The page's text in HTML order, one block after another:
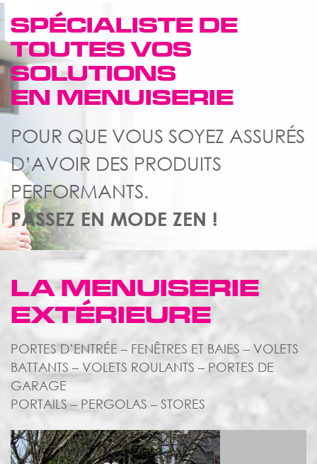
Menuiserie
Extérieure
SPÉCIALISTE DE
TOUTES VOS
SOLUTIONS
EN MENUISERIE
POUR QUE VOUS SOYEZ ASSURÉS
D’AVOIR DES PRODUITS
PERFORMANTS.
PASSEZ EN MODE ZEN !
LA MENUISERIE
EXTÉRIEURE
PORTES D’ENTRÉE – FENÊTRES ET BAIES – VOLETS
BATTANTS – VOLETS ROULANTS – PORTES DE
GARAGE
PORTAILS – PERGOLAS – STORES